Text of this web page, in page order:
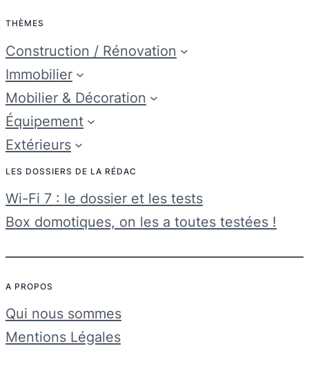
THÈMES
Construction / Rénovation
Immobilier
Mobilier & Décoration
Équipement
Extérieurs
LES DOSSIERS DE LA RÉDAC
Wi-Fi 7 : le dossier et les tests
Box domotiques, on les a toutes testées !
A PROPOS
Qui nous sommes
Mentions Légales